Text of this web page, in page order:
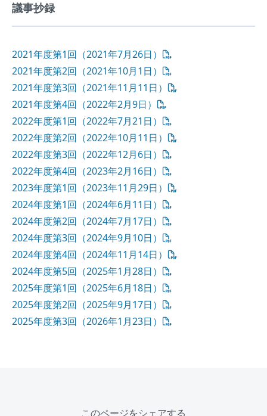
議事抄録
2021年度第1回（2021年7月26日）
2021年度第2回（2021年10月1日）
2021年度第3回（2021年11月11日）
2021年度第4回（2022年2月9日）
2022年度第1回（2022年7月21日）
2022年度第2回（2022年10月11日）
2022年度第3回（2022年12月6日）
2022年度第4回（2023年2月16日）
2023年度第1回（2023年11月29日）
2024年度第1回（2024年6月11日）
2024年度第2回（2024年7月17日）
2024年度第3回（2024年9月10日）
2024年度第4回（2024年11月14日）
2024年度第5回（2025年1月28日）
2025年度第1回（2025年6月18日）
2025年度第2回（2025年9月17日）
2025年度第3回（2026年1月23日）
このページをシェアする